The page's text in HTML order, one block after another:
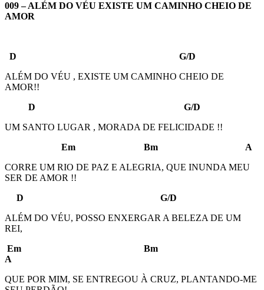
009 – ALÉM DO VÉU EXISTE UM CAMINHO CHEIO DE
AMOR
D G/D
ALÉM DO VÉU , EXISTE UM CAMINHO CHEIO DE
AMOR!!
D G/D
UM SANTO LUGAR , MORADA DE FELICIDADE !!
Em Bm A
CORRE UM RIO DE PAZ E ALEGRIA, QUE INUNDA MEU
SER DE AMOR !!
D G/D
ALÉM DO VÉU, POSSO ENXERGAR A BELEZA DE UM
REI,
Em Bm
A
QUE POR MIM, SE ENTREGOU À CRUZ, PLANTANDO-ME